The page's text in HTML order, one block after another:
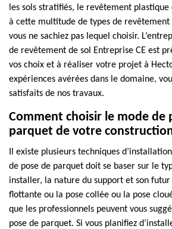
les sols stratifiés, le revêtement plastique
à cette multitude de types de revêtement
vous ne sachiez pas lequel choisir.
de revêtement de sol Entreprise CE est
vos choix et à réaliser votre projet à
expériences avérées dans le domaine,
satisfaits de nos travaux.
Comment choisir le mode de
parquet de votre
Il existe plusieurs techniques
de pose de parquet doit se baser sur le
installer, la nature du support et son futur
flottante ou la pose collée ou la pose
que les professionnels peuvent vous
pose de parquet. Si vous planifiez